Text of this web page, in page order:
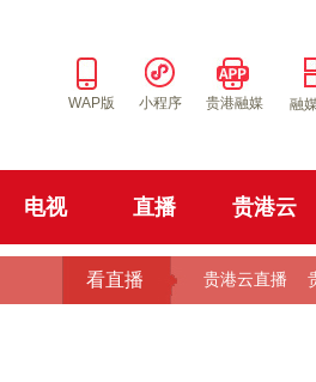
WAP版 小程序 贵港融媒 融
电视 直播 贵港云
看直播 贵港云直播